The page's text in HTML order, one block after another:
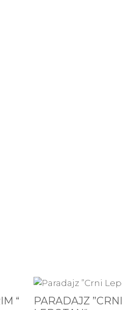
“
PARADAJZ ”CRNI